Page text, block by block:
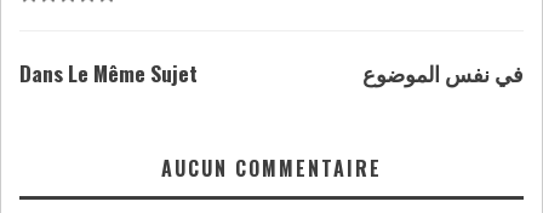
Dans Le Même Sujet في نفس الموضوع
AUCUN COMMENTAIRE